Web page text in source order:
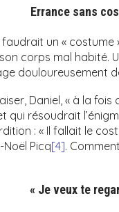
Errance sans
un « costume
corps mal habité.
douloureusement
Daniel, « à la
qui résoudrait
: « Il fallait le
Picq[4].
« Je veux te